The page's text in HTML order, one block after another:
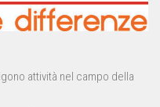
attività nel campo della